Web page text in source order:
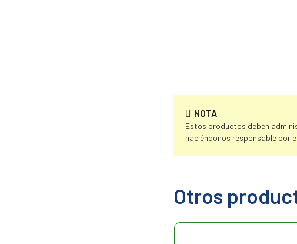
NOTA
Estos productos deben
haciéndonos responsable por
Otros